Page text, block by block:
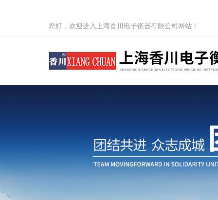
您好，欢迎进入上海香川电子衡器有限公司网站！